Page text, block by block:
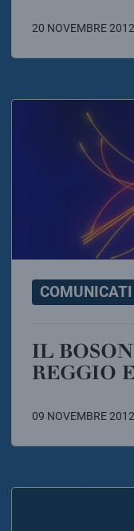
20 NOVEMBRE 2012
IL BOSONE ITINERANTE A
REGGIO
09 NOVEMBRE 2012